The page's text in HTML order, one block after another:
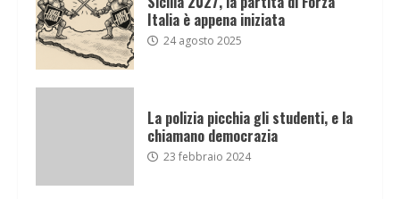
Italia è appena iniziata
24 agosto 2025
La polizia picchia gli studenti, e la
chiamano democrazia
23 febbraio 2024